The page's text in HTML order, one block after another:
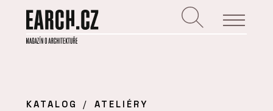
KATALOG ATELIÉRY